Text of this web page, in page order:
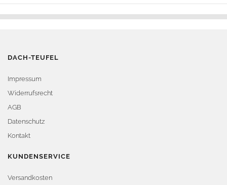
DACH-TEUFEL
Impressum
Widerrufsrecht
AGB
Datenschutz
Kontakt
KUNDENSERVICE
Versandkosten